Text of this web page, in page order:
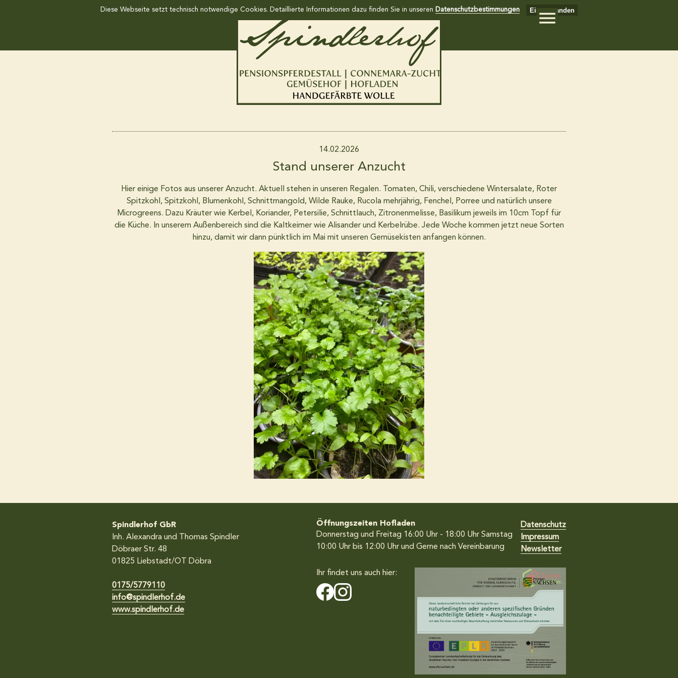
Home
Gemüsekiste und Südfruchtkiste
Pensionspferdestall
Über uns
14.02.2026
Stand unserer Anzucht
Hier einige Fotos aus unserer Anzucht. Aktuell stehen in unseren Regalen. Tomaten, Chili, verschiedene Wintersalate, Roter
Spitzkohl, Spitzkohl, Blumenkohl, Schnittmangold, Wilde Rauke, Rucola mehrjährig, Fenchel, Porree und natürlich unsere
Microgreens. Dazu Kräuter wie Kerbel, Koriander, Petersilie, Schnittlauch, Zitronenmelisse, Basilikum jeweils im 10cm Topf für
die Küche. In unserem Außenbereich sind die Kaltkeimer wie Alisander und Kerbelrübe. Jede Woche kommen jetzt neue Sorten
hinzu, damit wir dann pünktlich im Mai mit unseren Gemüsekisten anfangen können.
Spindlerhof GbR
Inh. Alexandra und Thomas Spindler
Döbraer Str. 48
01825 Liebstadt/OT Döbra
0175/5779110
info@spindlerhof.de
www.spindlerhof.de
Öffnungszeiten Hofladen
Donnerstag und Freitag 16:00 Uhr - 18:00 Uhr Samstag
10:00 Uhr bis 12:00 Uhr und Gerne nach Vereinbarung
Ihr findet uns auch hier:
Datenschutz
Impressum
Newsletter
Diese Webseite setzt technisch notwendige Cookies. Detaillierte Informationen dazu finden Sie in unseren Datenschutzbestimmungen Einverstanden